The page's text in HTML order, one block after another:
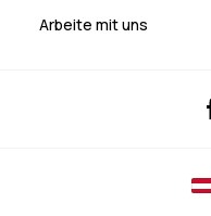
Arbeite mit uns